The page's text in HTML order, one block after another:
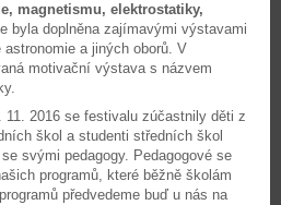
magnetismu, elektrostatiky,
byla doplněna zajímavými výstavami
a jiných oborů. V
motivační výstava s názvem
2016 se festivalu zúčastnily děti z
škol a studenti středních škol
svými pedagogy. Pedagogové se
programů, které běžně školám
předvedeme buď u nás na